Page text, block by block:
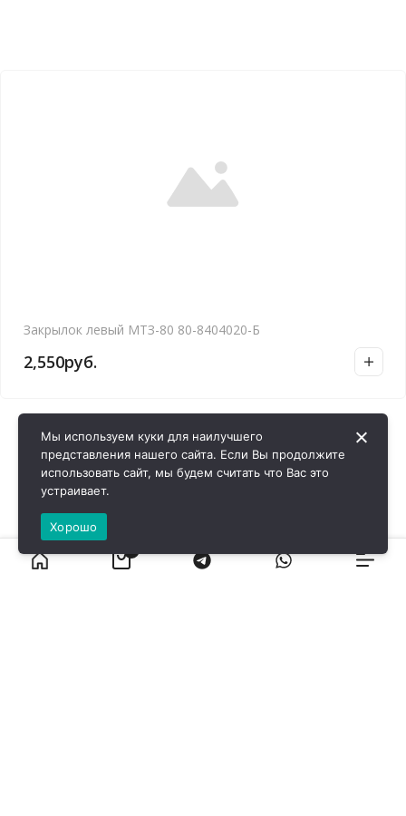
Закрылок левый МТЗ-80 80-8404020-Б
2,550руб.
Мы используем куки для наилучшего
представления нашего сайта. Если Вы продолжите
использовать сайт, мы будем считать что Вас это
устраивает.
Хорошо